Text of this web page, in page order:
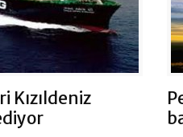
Kızıldeniz